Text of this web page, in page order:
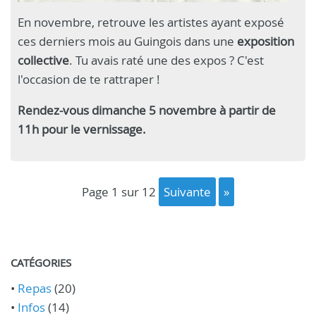
En novembre, retrouve les artistes ayant exposé
ces derniers mois au Guingois dans une exposition
collective. Tu avais raté une des expos ? C'est
l'occasion de te rattraper !
Rendez-vous dimanche 5 novembre à partir de
11h pour le vernissage.
page 1 sur 12 suivante »
CATÉGORIES
• Repas(20)
• Infos(14)